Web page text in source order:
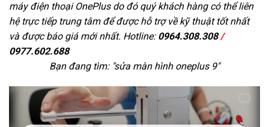
máy điện thoại OnePlus do đó quý khách hàng có thể liên
hệ trực tiếp trung tâm để được hỗ trợ về kỹ thuật tốt nhất
và được báo giá mới nhất. Hotline: 0964.308.308/
0977.602.688
Bạn đang tìm: "sửa màn hình oneplus 9"